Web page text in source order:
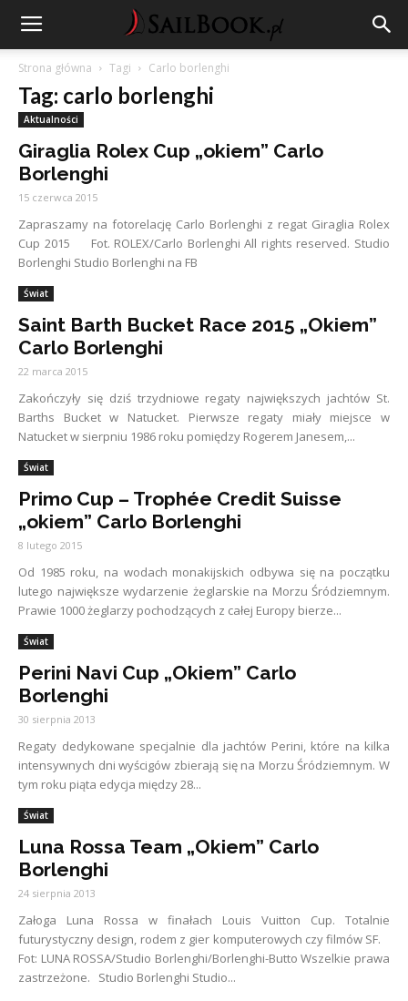
Strona główna Tagi Carlo borlenghi
Tag: carlo borlenghi
Aktualności
Giraglia Rolex Cup „okiem” Carlo
Borlenghi
15 czerwca 2015
Zapraszamy na fotorelację Carlo Borlenghi z regat Giraglia Rolex
Cup 2015 Fot. ROLEX/Carlo Borlenghi All rights reserved. Studio
Borlenghi Studio Borlenghi na FB
Świat
Saint Barth Bucket Race 2015 „Okiem”
Carlo Borlenghi
22 marca 2015
Zakończyły się dziś trzydniowe regaty największych jachtów St.
Barths Bucket w Natucket. Pierwsze regaty miały miejsce w
Natucket w sierpniu 1986 roku pomiędzy Rogerem Janesem,...
Świat
Primo Cup – Trophée Credit Suisse
„okiem” Carlo Borlenghi
8 lutego 2015
Od 1985 roku, na wodach monakijskich odbywa się na początku
lutego największe wydarzenie żeglarskie na Morzu Śródziemnym.
Prawie 1000 żeglarzy pochodzących z całej Europy bierze...
Świat
Perini Navi Cup „Okiem” Carlo
Borlenghi
30 sierpnia 2013
Regaty dedykowane specjalnie dla jachtów Perini, które na kilka
intensywnych dni wyścigów zbierają się na Morzu Śródziemnym. W
tym roku piąta edycja między 28...
Świat
Luna Rossa Team „Okiem” Carlo
Borlenghi
24 sierpnia 2013
Załoga Luna Rossa w finałach Louis Vuitton Cup. Totalnie
futurystyczny design, rodem z gier komputerowych czy filmów SF.
Fot: LUNA ROSSA/Studio Borlenghi/Borlenghi-Butto Wszelkie prawa
zastrzeżone. Studio Borlenghi Studio...